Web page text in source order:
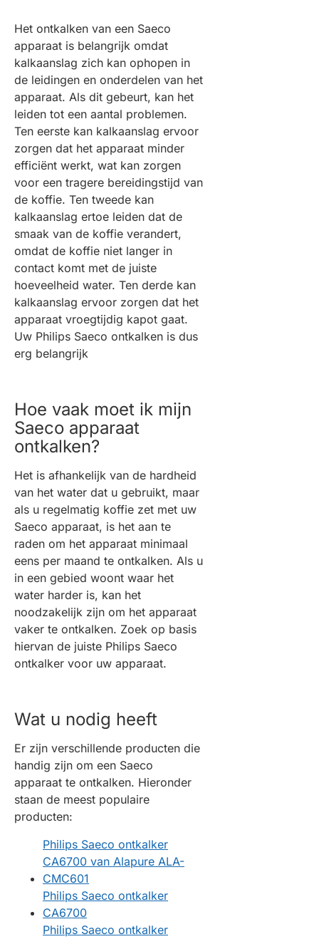
Het ontkalken van een Saeco
apparaat is belangrijk omdat
kalkaanslag zich kan ophopen in
de leidingen en onderdelen van het
apparaat. Als dit gebeurt, kan het
leiden tot een aantal problemen.
Ten eerste kan kalkaanslag ervoor
zorgen dat het apparaat minder
efficiënt werkt, wat kan zorgen
voor een tragere bereidingstijd van
de koffie. Ten tweede kan
kalkaanslag ertoe leiden dat de
smaak van de koffie verandert,
omdat de koffie niet langer in
contact komt met de juiste
hoeveelheid water. Ten derde kan
kalkaanslag ervoor zorgen dat het
apparaat vroegtijdig kapot gaat.
Uw Philips Saeco ontkalken is dus
erg belangrijk
Hoe vaak moet ik mijn
Saeco apparaat
ontkalken?
Het is afhankelijk van de hardheid
van het water dat u gebruikt, maar
als u regelmatig koffie zet met uw
Saeco apparaat, is het aan te
raden om het apparaat minimaal
eens per maand te ontkalken. Als u
in een gebied woont waar het
water harder is, kan het
noodzakelijk zijn om het apparaat
vaker te ontkalken. Zoek op basis
hiervan de juiste Philips Saeco
ontkalker voor uw apparaat.
Wat u nodig heeft
Er zijn verschillende producten die
handig zijn om een Saeco
apparaat te ontkalken. Hieronder
staan de meest populaire
producten:
Philips Saeco ontkalker
CA6700 van Alapure ALA-
CMC601
Philips Saeco ontkalker
CA6700
Philips Saeco ontkalker